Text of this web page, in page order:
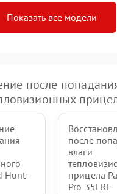
Показать все модели
после
Hunt-
после
влаги
прицела
Pro 35LRF